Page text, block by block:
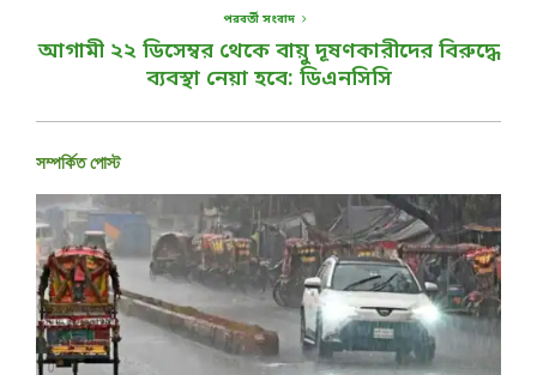
পরবর্তী সংবাদ
আগামী ২২ ডিসেম্বর থেকে বায়ু দূষণকারীদের বিরুদ্ধে
ব্যবস্থা নেয়া হবে: ডিএনসিসি
সম্পর্কিত পোস্ট